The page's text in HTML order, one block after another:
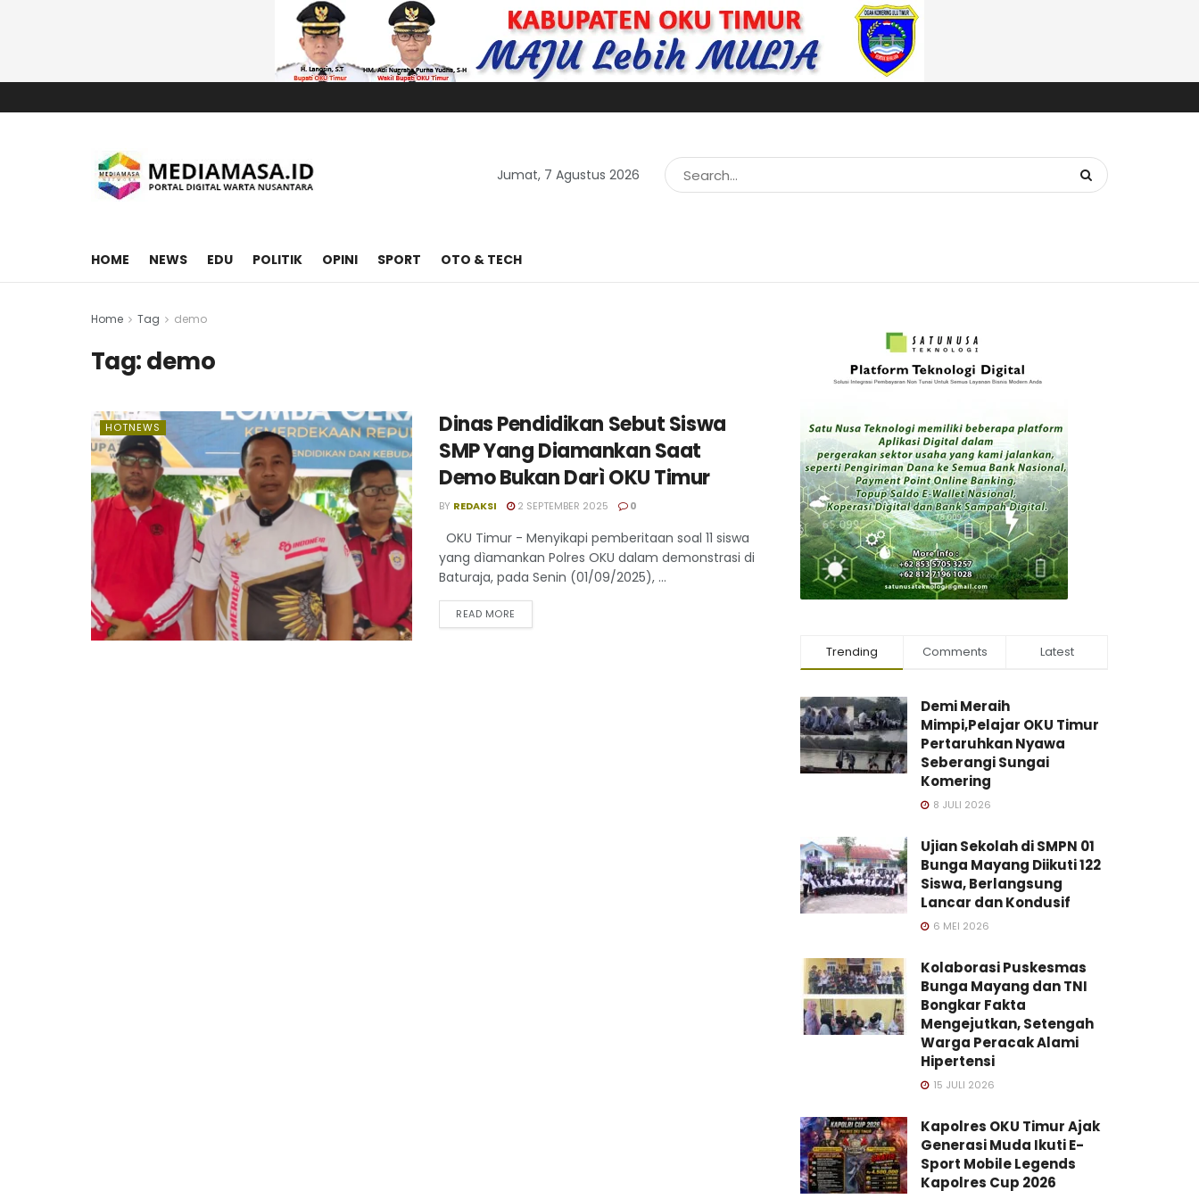
Jumat, 7 Agustus 2026
HOME NEWS EDU POLITIK OPINI SPORT OTO & TECH
Home Tag demo
Tag:demo
HOTNEWS
Dinas Pendidikan Sebut Siswa
SMP Yang Diamankan Saat
Demo Bukan Darì OKU Timur
BY REDAKSI 2 SEPTEMBER 2025 0
OKU Timur - Menyikapi pemberitaan soal 11 siswa
yang dìamankan Polres OKU dalam demonstrasi di
Baturaja, pada Senin (01/09/2025), ...
READ MORE
Trending Comments Latest
Demi Meraih
Mimpi,Pelajar OKU Timur
Pertaruhkan Nyawa
Seberangi Sungai
Komering
8 JULI 2026
Ujian Sekolah di SMPN 01
Bunga Mayang Diikuti 122
Siswa, Berlangsung
Lancar dan Kondusif
6 MEI 2026
Kolaborasi Puskesmas
Bunga Mayang dan TNI
Bongkar Fakta
Mengejutkan, Setengah
Warga Peracak Alami
Hipertensi
15 JULI 2026
Kapolres OKU Timur Ajak
Generasi Muda Ikuti E-
Sport Mobile Legends
Kapolres Cup 2026